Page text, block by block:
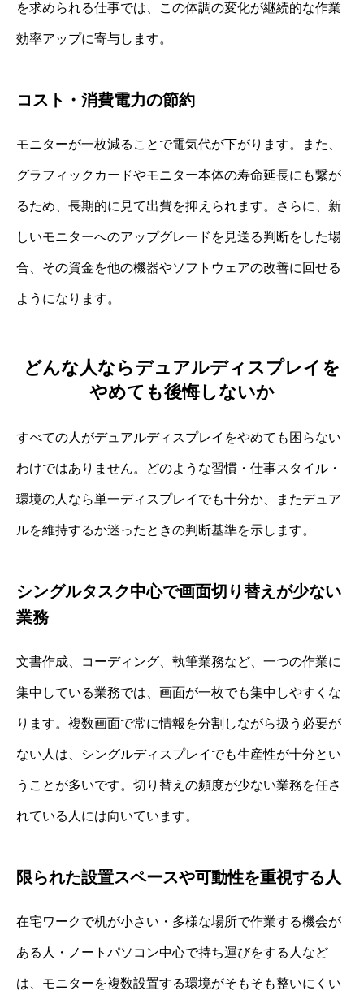
を求められる仕事では、この体調の変化が継続的な作業
効率アップに寄与します。
コスト・消費電力の節約
モニターが一枚減ることで電気代が下がります。また、
グラフィックカードやモニター本体の寿命延長にも繋が
るため、長期的に見て出費を抑えられます。さらに、新
しいモニターへのアップグレードを見送る判断をした場
合、その資金を他の機器やソフトウェアの改善に回せる
ようになります。
どんな人ならデュアルディスプレイを
やめても後悔しないか
すべての人がデュアルディスプレイをやめても困らない
わけではありません。どのような習慣・仕事スタイル・
環境の人なら単一ディスプレイでも十分か、またデュア
ルを維持するか迷ったときの判断基準を示します。
シングルタスク中心で画面切り替えが少ない
業務
文書作成、コーディング、執筆業務など、一つの作業に
集中している業務では、画面が一枚でも集中しやすくな
ります。複数画面で常に情報を分割しながら扱う必要が
ない人は、シングルディスプレイでも生産性が十分とい
うことが多いです。切り替えの頻度が少ない業務を任さ
れている人には向いています。
限られた設置スペースや可動性を重視する人
在宅ワークで机が小さい・多様な場所で作業する機会が
ある人・ノートパソコン中心で持ち運びをする人など
は、モニターを複数設置する環境がそもそも整いにくい